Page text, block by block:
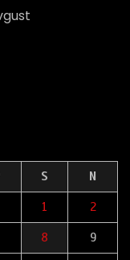
S N
1 2
8 9